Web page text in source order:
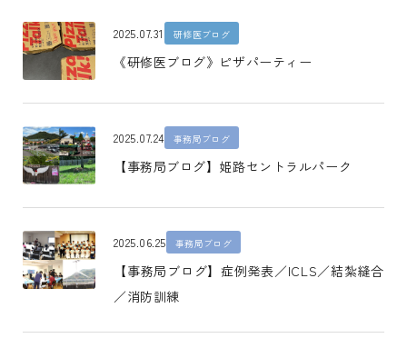
2025.07.31 研修医ブログ
《研修医ブログ》ピザパーティー
2025.07.24 事務局ブログ
【事務局ブログ】姫路セントラルパーク
2025.06.25 事務局ブログ
【事務局ブログ】症例発表／ICLS／結紮縫合
／消防訓練